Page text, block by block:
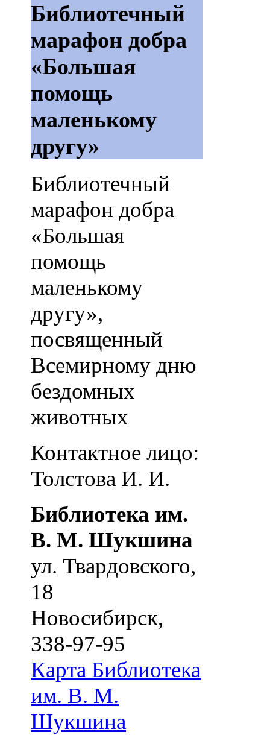
Библиотечный
марафон добра
«Большая
помощь
маленькому
другу»
Библиотечный
марафон добра
«Большая
помощь
маленькому
другу»,
посвященный
Всемирному дню
бездомных
животных
Контактное лицо:
Толстова И. И.
Библиотека им.
В. М. Шукшина
ул. Твардовского,
18
Новосибирск,
338-97-95
Карта Библиотека
им. В. М.
Шукшина